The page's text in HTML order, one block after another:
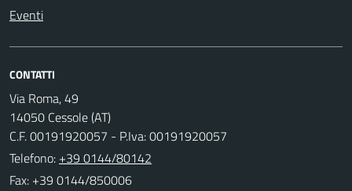
Eventi
CONTATTI
Via Roma, 49
14050 Cessole (AT)
C.F. 00191920057 - P.Iva: 00191920057
Telefono: +39 0144/80142
Fax: +39 0144/850006